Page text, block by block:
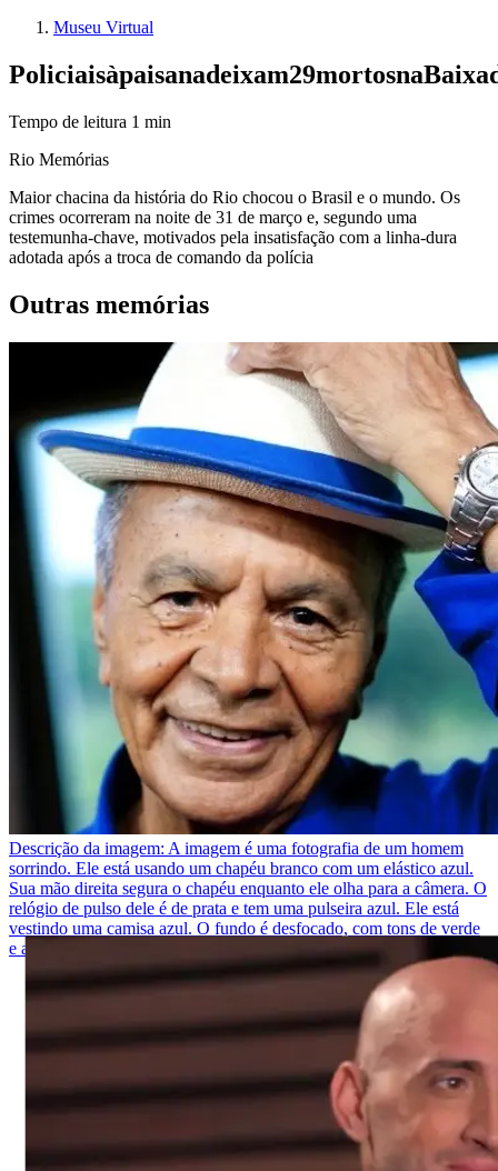
Museu Virtual
Policiaisàpaisanadeixam29mortosna
Tempo de leitura 1 min
Rio Memórias
Maior chacina da história do Rio chocou o Brasil e o mundo. Os
crimes ocorreram na noite de 31 de março e, segundo uma
testemunha-chave, motivados pela insatisfação com a linha-dura
adotada após a troca de comando da polícia
Outras memórias
Descrição da imagem: A imagem é uma fotografia de um homem
sorrindo. Ele está usando um chapéu branco com um elástico azul.
Sua mão direita segura o chapéu enquanto ele olha para a câmera. O
relógio de pulso dele é de prata e tem uma pulseira azul. Ele está
vestindo uma camisa azul. O fundo é desfocado, com tons de verde
e azul.